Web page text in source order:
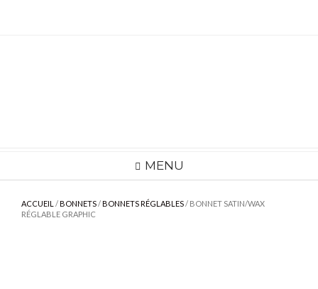
MENU
ACCUEIL /BONNETS/BONNETS RÉGLABLES/ BONNET SATIN/WAX
RÉGLABLE GRAPHIC